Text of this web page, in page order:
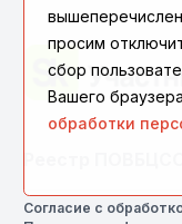
Согласие с
просим
сбор
Вашего
обработки